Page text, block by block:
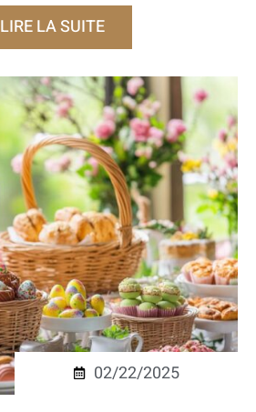
LIRE LA SUITE
02/22/2025